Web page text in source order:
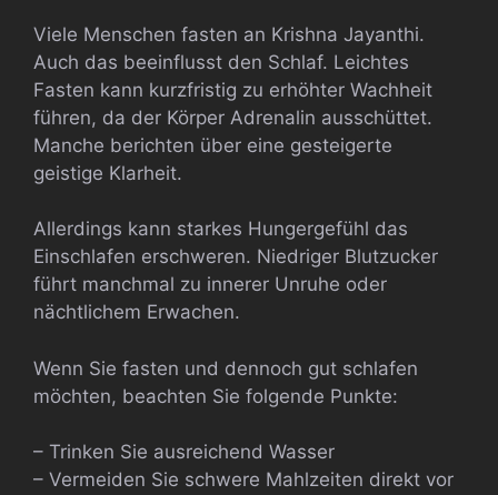
Viele Menschen fasten an Krishna Jayanthi.
Auch das beeinflusst den Schlaf. Leichtes
Fasten kann kurzfristig zu erhöhter Wachheit
führen, da der Körper Adrenalin ausschüttet.
Manche berichten über eine gesteigerte
geistige Klarheit.
Allerdings kann starkes Hungergefühl das
Einschlafen erschweren. Niedriger Blutzucker
führt manchmal zu innerer Unruhe oder
nächtlichem Erwachen.
Wenn Sie fasten und dennoch gut schlafen
möchten, beachten Sie folgende Punkte:
– Trinken Sie ausreichend Wasser
– Vermeiden Sie schwere Mahlzeiten direkt vor